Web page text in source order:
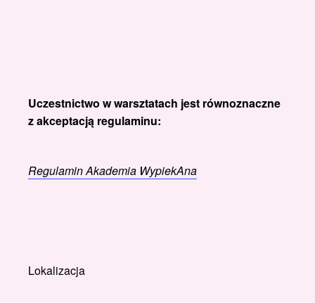
Uczestnictwo w warsztatach jest równoznaczne
z akceptacją regulaminu:
Regulamin Akademia WypiekAna
Lokalizacja